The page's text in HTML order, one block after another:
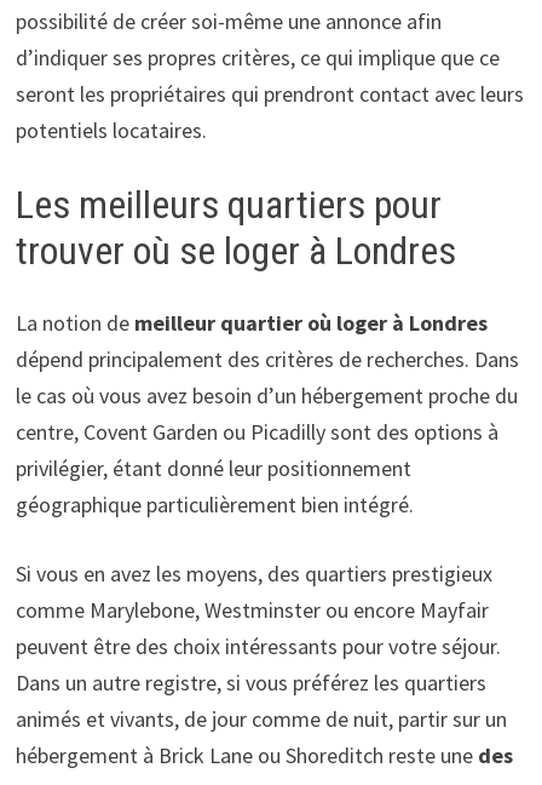
possibilité de créer soi-même une annonce afin
d’indiquer ses propres critères, ce qui implique que ce
seront les propriétaires qui prendront contact avec leurs
potentiels locataires.
Les meilleurs quartiers pour
trouver où se loger à Londres
La notion demeilleur quartier où loger à Londres
dépend principalement des critères de recherches. Dans
le cas où vous avez besoin d’un hébergement proche du
centre, Covent Garden ou Picadilly sont des options à
privilégier, étant donné leur positionnement
géographique particulièrement bien intégré.
Si vous en avez les moyens, des quartiers prestigieux
comme Marylebone, Westminster ou encore Mayfair
peuvent être des choix intéressants pour votre séjour.
Dans un autre registre, si vous préférez les quartiers
animés et vivants, de jour comme de nuit, partir sur un
hébergement à Brick Lane ou Shoreditch reste une des